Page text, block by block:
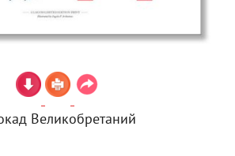
Великобретаний